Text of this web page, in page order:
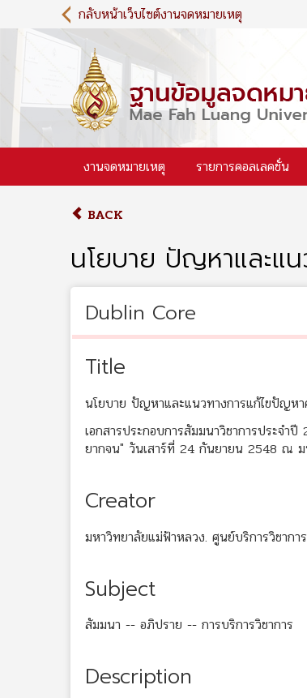
i
c
กลับหน้าเว็บไซต์งานจดหมายเหตุ
งานจดหมายเหตุ รายการคอลเลคชั่น
BACK
นโยบาย ปัญหาและแ
Dublin Core
Title
นโยบาย ปัญหาและแนวทางการแก้ไขปัญหา
เอกสารประกอบการสัมมนาวิชาการประจ
ยากจน" วันเสาร์ที่ 24 กันยายน 2548 ณ ม
Creator
มหาวิทยาลัยแม่ฟ้าหลวง. ศูนย์บริการวิชาการ
Subject
สัมมนา -- อภิปราย -- การบริการวิชาการ
Description